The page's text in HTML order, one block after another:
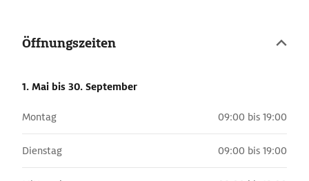
Öffnungszeiten
1. Mai bis 30. September
Montag 09:00 bis 19:00
Dienstag 09:00 bis 19:00